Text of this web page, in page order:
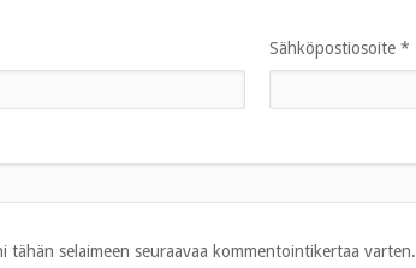
Sähköpostiosoite *
selaimeen seuraavaa kommentointikertaa varten.